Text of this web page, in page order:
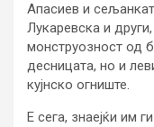
Апасиев и
Лукаревска и
монструозност од
десницата, но и
кујнско огниште.
Е сега, знаејќи им